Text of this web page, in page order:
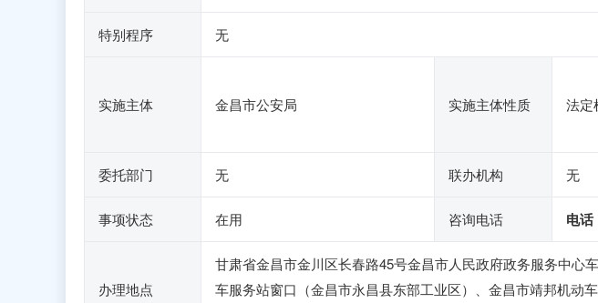
特别程序 无
实施主体 金昌市公安局 实施主体性质 法定
委托部门 无 联办机构 无
事项状态 在用 咨询电话 电话
办理地点
甘肃省金昌市金川区长春路45号金昌市人民政府政务服务中心
车服务站窗口（金昌市永昌县东部工业区）、金昌市靖邦机动